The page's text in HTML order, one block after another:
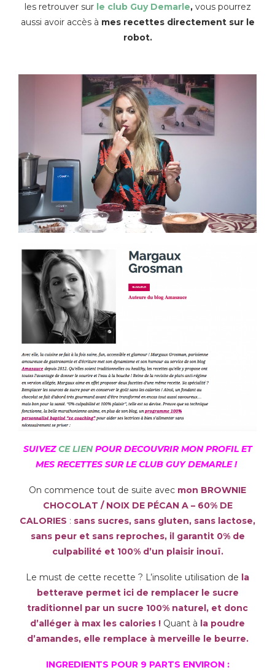
les retrouver sur le club Guy Demarle, vous pourrez
aussi avoir accès à mes recettes directement sur le
robot.
SUIVEZCE LIENPOUR DECOUVRIR MON PROFIL ET
MES RECETTES SUR LE CLUB GUY DEMARLE !
On commence tout de suite avec mon BROWNIE
CHOCOLAT / NOIX DE PÉCAN A – 60% DE
CALORIES : sans sucres, sans gluten, sans lactose,
sans peur et sans reproches, il garantit 0% de
culpabilité et 100% d’un plaisir inouï.
Le must de cette recette ? L’insolite utilisation de la
betterave permet ici de remplacer le sucre
traditionnel par un sucre 100% naturel, et donc
d’alléger à max les calories ! Quant à la poudre
d’amandes, elle remplace à merveille le beurre.
INGREDIENTS POUR 9 PARTS ENVIRON :